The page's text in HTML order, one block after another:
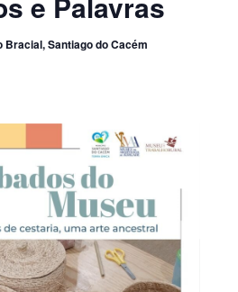
Bracial, Santiago do Cacém